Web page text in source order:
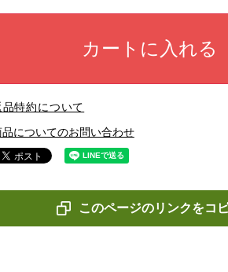
カートに入れる
品特約について
品についてのお問い合わせ
このページのリンクをコ